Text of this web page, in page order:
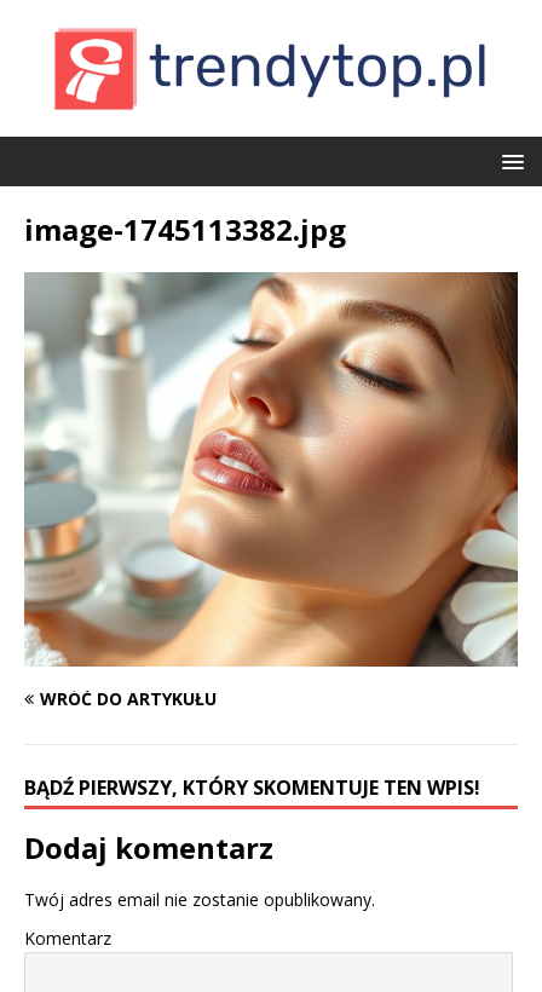
image-1745113382.jpg
WRÓĆ DO ARTYKUŁU
BĄDŹ PIERWSZY, KTÓRY SKOMENTUJE TEN WPIS!
Dodaj komentarz
Twój adres email nie zostanie opublikowany.
Komentarz